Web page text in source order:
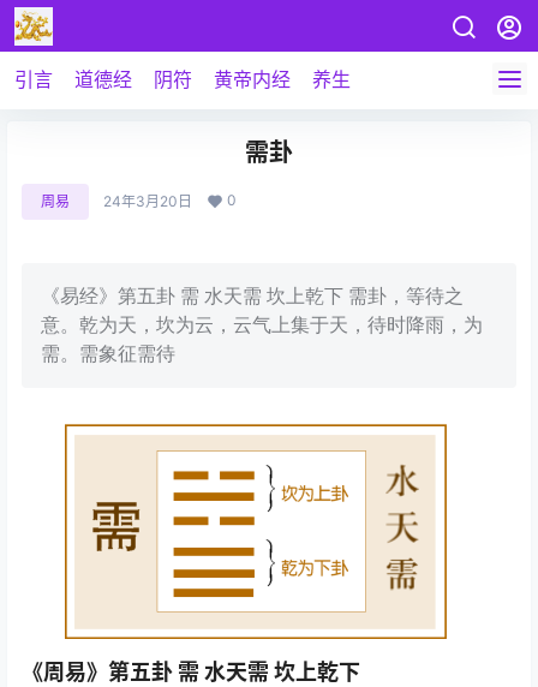
引言 道德经 阴符 黄帝内经 养生
需卦
周易 24年3月20日 0
《易经》第五卦 需 水天需 坎上乾下 需卦，等待之
意。乾为天，坎为云，云气上集于天，待时降雨，为
需。需象征需待
《周易》第五卦 需 水天需 坎上乾下